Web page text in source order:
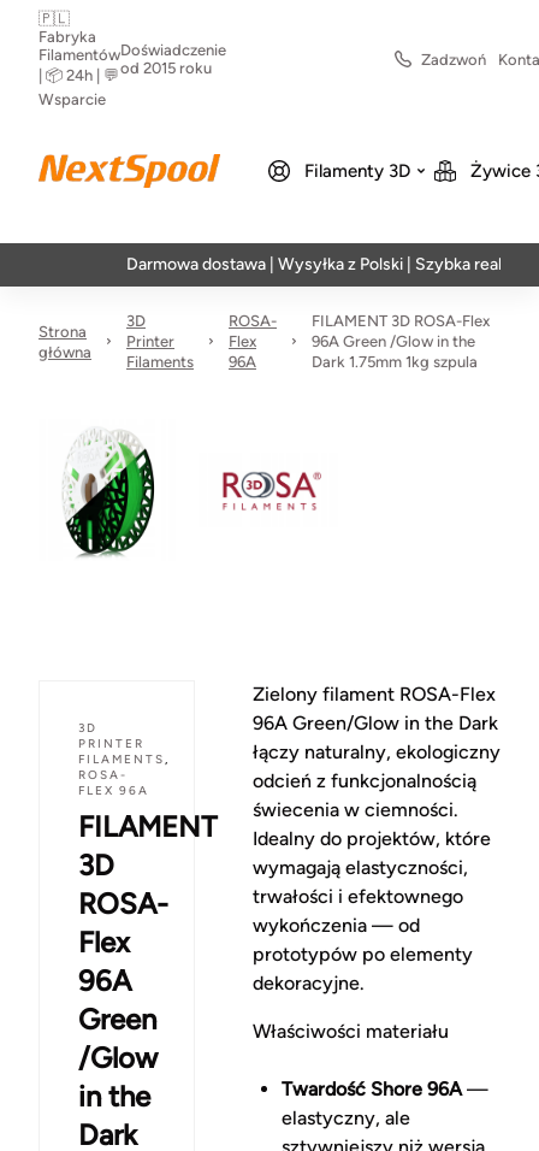
🇵🇱
Fabryka
Filamentów
| 📦 24h | 💬
Wsparcie
Doświadczenie
od 2015 roku
Zadzwoń
Filamenty 3D Żywice
Darmowa dostawa | Wysyłka z Polski | Szybka realizacja w 24h
Strona
główna
3D
Printer
Filaments
ROSA-
Flex
96A
FILAMENT 3D ROSA-Flex
96A Green /Glow in the
Dark 1.75mm 1kg szpula
3D
PRINTER
FILAMENTS,
ROSA-
FLEX 96A
FILAMENT
3D
ROSA-
Flex
96A
Green
/Glow
in the
Dark
Zielony filament ROSA-Flex
96A Green/Glow in the Dark
łączy naturalny, ekologiczny
odcień z funkcjonalnością
świecenia w ciemności.
Idealny do projektów, które
wymagają elastyczności,
trwałości i efektownego
wykończenia — od
prototypów po elementy
dekoracyjne.
Właściwości materiału
Twardość Shore 96A—
elastyczny, ale